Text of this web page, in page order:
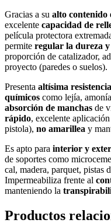
Gracias a su alto contenido
excelente capacidad de
película protectora
permite regular la dureza
proporción de catalizador,
proyecto (paredes o suelos).
Presenta altísima
químicos como lejía,
absorción de manchas de
rápido, excelente
pistola), no amarillea y
Es apto para interior y
de soportes como
cal, madera, parquet, pistas
Impermeabiliza frente al
manteniendo la
Productos